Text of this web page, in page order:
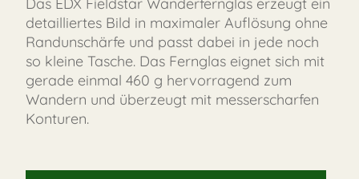
Das EDX Fieldstar Wanderfernglas erzeugt ein
detailliertes Bild in maximaler Auflösung ohne
Randunschärfe und passt dabei in jede noch
so kleine Tasche. Das Fernglas eignet sich mit
gerade einmal 460 g hervorragend zum
Wandern und überzeugt mit messerscharfen
Konturen.